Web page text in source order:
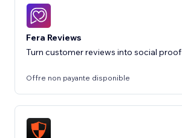
Fera Reviews
Turn customer reviews into social proof
Offre non payante disponible